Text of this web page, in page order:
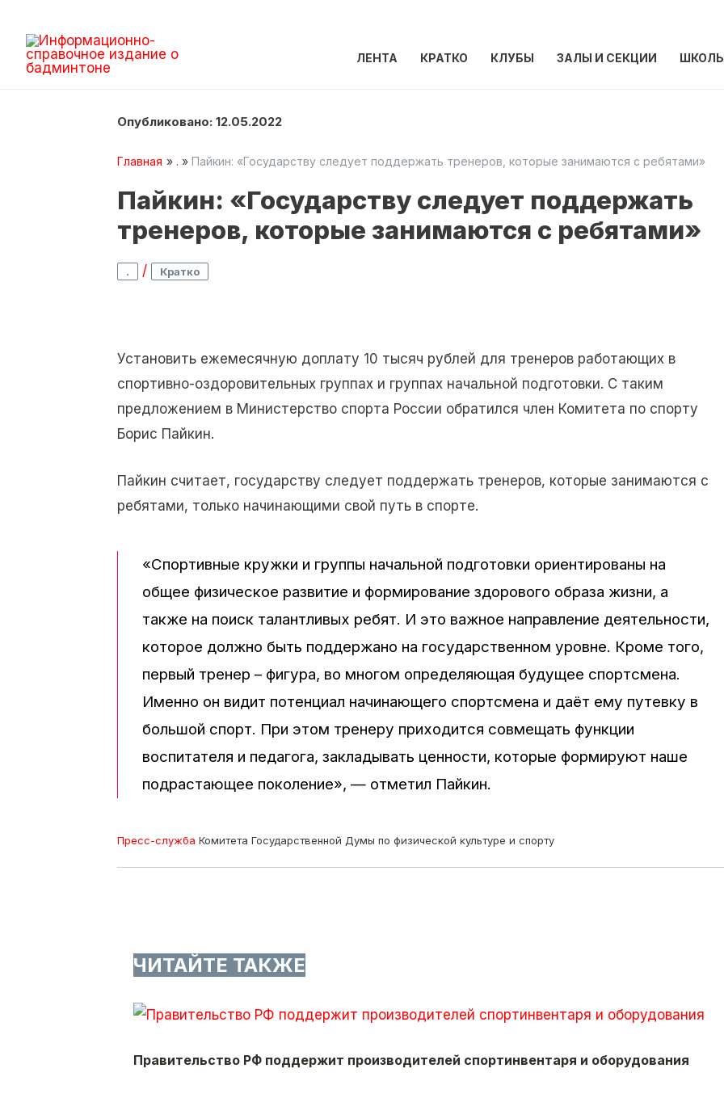
ЛЕНТА КРАТКО КЛУБЫ ЗАЛЫ И СЕКЦИИ
Опубликовано: 12.05.2022
Главная . Пайкин: «Государству следует поддержать тренеров, которые занимаются с ребятами»
Пайкин: «Государству следует поддержать
тренеров, которые занимаются с ребятами»
. / Кратко
Установить ежемесячную доплату 10 тысяч рублей для тренеров работающих в
спортивно-оздоровительных группах и группах начальной подготовки. С таким
предложением в Министерство спорта России обратился член Комитета по спорту
Борис Пайкин.
Пайкин считает, государству следует поддержать тренеров, которые занимаются с
ребятами, только начинающими свой путь в спорте.
«Спортивные кружки и группы начальной подготовки ориентированы на
общее физическое развитие и формирование здорового образа жизни, а
также на поиск талантливых ребят. И это важное направление деятельности,
которое должно быть поддержано на государственном уровне. Кроме того,
первый тренер – фигура, во многом определяющая будущее спортсмена.
Именно он видит потенциал начинающего спортсмена и даёт ему путевку в
большой спорт. При этом тренеру приходится совмещать функции
воспитателя и педагога, закладывать ценности, которые формируют наше
подрастающее поколение», — отметил Пайкин.
Пресс-служба Комитета Государственной Думы по физической культуре и спорту
ЧИТАЙТЕ ТАКЖЕ
Правительство РФ поддержит производителей спортинвентаря и оборудования